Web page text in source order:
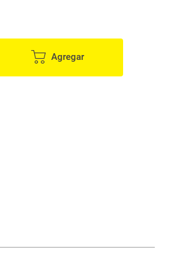
Agregar